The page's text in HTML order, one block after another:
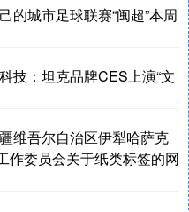
的城市足球联赛“闽超”本周
技：坦克品牌CES上演“文
维吾尔自治区伊犁哈萨克
作委员会关于纸类标签的网